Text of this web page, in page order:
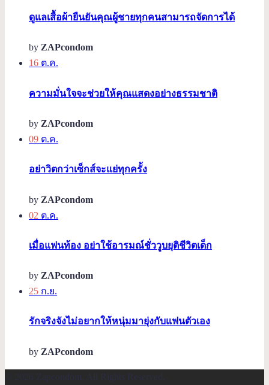
ดูแลเสื้อผ้ายืนยันคุณผู้ชายทุกคนสามารถจัดการได้
by ZAPcondom
16 ต.ค.
ความมั่นใจจะช่วยให้คุณแสดงอย่างธรรมชาติ
by ZAPcondom
09 ต.ค.
อย่าวิตกว่าเซ็กส์จะแย่ทุกครั้ง
by ZAPcondom
02 ต.ค.
เมื่อแฟนท้อง อย่าใช้อารมณ์ชั่ววูบยุติชีวิตเด็ก
by ZAPcondom
25 ก.ย.
รักจริงจังไม่อยากให้หนุ่มมายุ่งกับแฟนตัวเอง
by ZAPcondom
© 2026 Zapcondom. All Rights Reserved.